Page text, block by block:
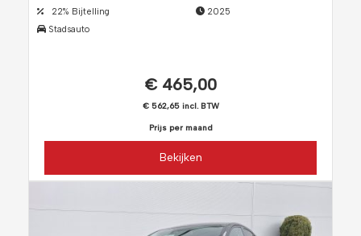
22% Bijtelling
Stadsauto
2025
€ 465,00
€ 562,65 incl. BTW
Prijs per maand
Bekijken